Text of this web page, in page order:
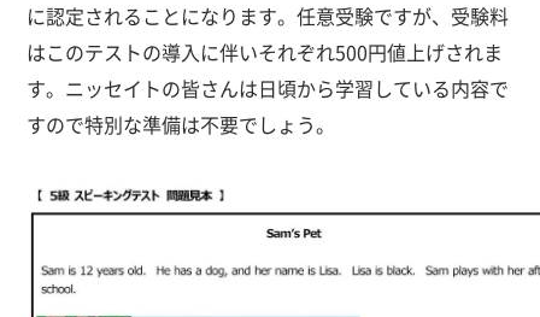
に認定されることになります。任意受験ですが、受験料
はこのテストの導入に伴いそれぞれ500円値上げされま
す。ニッセイトの皆さんは日頃から学習している内容で
すので特別な準備は不要でしょう。